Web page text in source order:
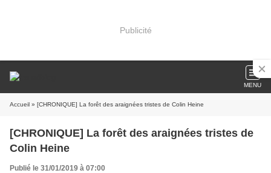
Publicité
MENU
Accueil » [CHRONIQUE] La forêt des araignées tristes de Colin Heine
[CHRONIQUE] La forêt des araignées tristes de
Colin Heine
Publié le 31/01/2019 à 07:00